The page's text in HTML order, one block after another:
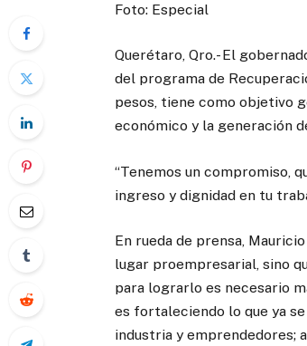
Foto: Especial
Querétaro, Qro.- El
del programa de
pesos, tiene como objetivo
económico y la generación
“Tenemos un compromiso,
ingreso y dignidad en tu
En rueda de prensa,
lugar proempresarial, sino
para lograrlo es necesario
es fortaleciendo lo que ya
industria y emprendedores;